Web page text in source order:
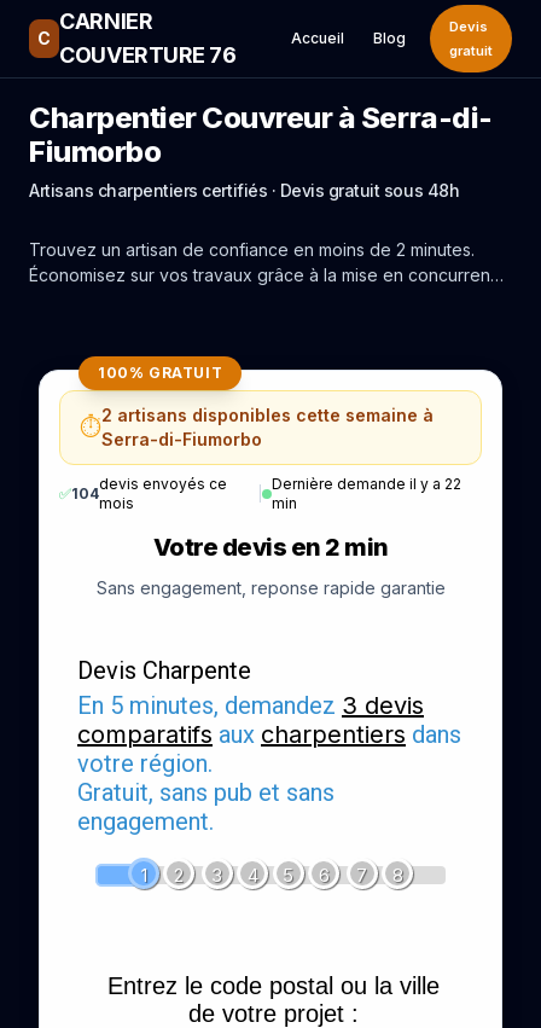
C
CARNIER
COUVERTURE 76
Accueil Blog
Devis
gratuit
Charpentier Couvreur à Serra-di-
Fiumorbo
Artisans charpentiers certifiés · Devis gratuit sous 48h
Trouvez un artisan de confiance en moins de 2 minutes.
Économisez sur vos travaux grâce à la mise en concurrence
100% GRATUIT
⏱️2 artisans disponibles cette semaine à
Serra-di-Fiumorbo
✅104
devis envoyés ce
mois
|
Dernière demande il y a 22
min
Votre devis en 2 min
Sans engagement, reponse rapide garantie
Devis Charpente
En 5 minutes, demandez 3 devis
comparatifs aux charpentiers dans
votre région.
Gratuit, sans pub et sans
engagement.
1 2 3 4 5 6 7 8
Entrez le code postal ou la ville
de votre projet :